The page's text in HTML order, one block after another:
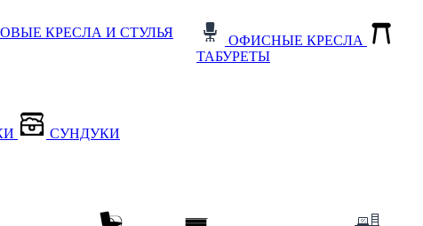
КРЕСЛА И СТУЛЬЯ
ОФИСНЫЕ КРЕСЛА
ТАБУРЕТЫ
СУНДУКИ